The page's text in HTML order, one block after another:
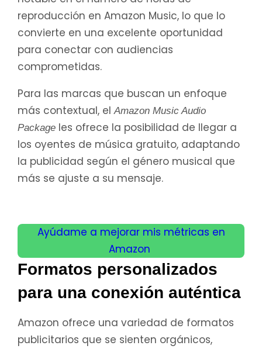
reproducción en Amazon Music, lo que lo
convierte en una excelente oportunidad
para conectar con audiencias
comprometidas.
Para las marcas que buscan un enfoque
más contextual, elAmazon Music Audio
Package les ofrece la posibilidad de llegar a
los oyentes de música gratuito, adaptando
la publicidad según el género musical que
más se ajuste a su mensaje.
Ayúdame a mejorar mis métricas en
Amazon
Formatos personalizados
para una conexión auténtica
Amazon ofrece una variedad de formatos
publicitarios que se sienten orgánicos,